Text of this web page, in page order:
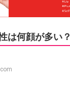
は何顔が多い？